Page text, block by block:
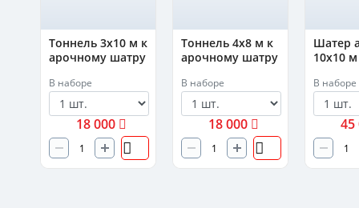
Тоннель 3х10 м к
арочному шатру
В наборе
18 000
Тоннель 4х8 м к
арочному шатру
В наборе
18 000
Шатер
10х10 м
В наборе